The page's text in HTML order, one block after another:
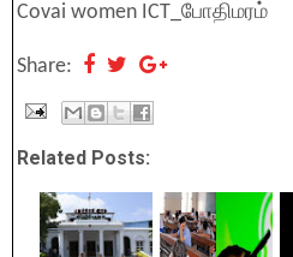
Covai women ICT_போதிமரம்
Share:
Related Posts: